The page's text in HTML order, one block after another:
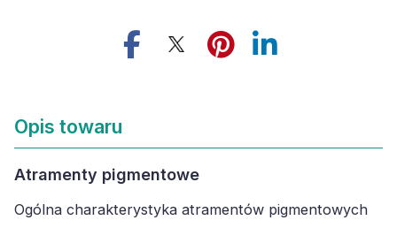
Opis towaru
Atramenty pigmentowe
Ogólna charakterystyka atramentów pigmentowych